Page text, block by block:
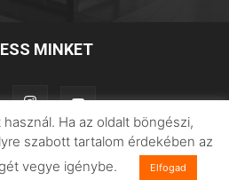
MINKET
Impresszum Imilab
Ha az oldalt böngészi,
szabott tartalom érdekében az
vegye igénybe.
Elfogad